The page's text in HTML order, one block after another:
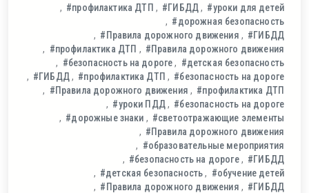
#профилактика ДТП
#ГИБДД
#уроки для детей
#дорожная безопасность
#Правила дорожного движения
#ГИБДД
#профилактика ДТП
#Правила дорожного движения
#безопасность на дороге
#детская безопасность
#ГИБДД
#профилактика ДТП
#безопасность на дороге
#Правила дорожного движения
#профилактика ДТП
#уроки ПДД
#безопасность на дороге
#дорожные знаки
#светоотражающие элементы
#Правила дорожного движения
#образовательные мероприятия
#безопасность на дороге
#ГИБДД
#детская безопасность
#обучение детей
#Правила дорожного движения
#ГИБДД